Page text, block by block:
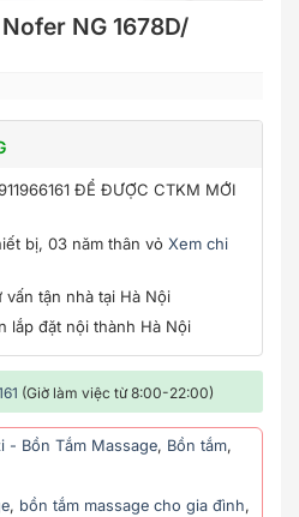
NG 1678D/
ĐỂ ĐƯỢC CTKM MỚI
bị, 03 năm thân vỏ Xem chi
tận nhà tại Hà Nội
lắp đặt nội thành Hà Nội
(Giờ làm việc từ 8:00-22:00)
- Bồn Tắm Massage, Bồn tắm,
, bồn tắm massage cho gia đình,